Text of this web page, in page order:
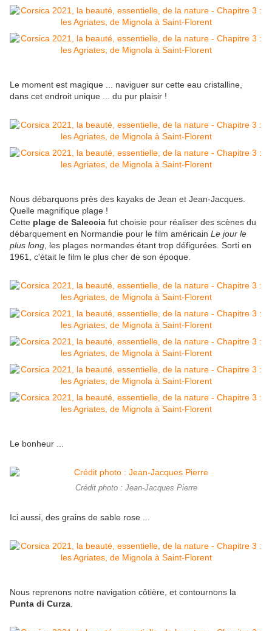
Le moment est magique ... naviguer sur cette eau cristalline,
dans cet endroit unique ... du pur plaisir !
Nous débarquons près des kayaks de Jean et Jean-Jacques.
Quelle magnifique plage !
Cette plage de Saleccia fut choisie pour réaliser des scènes du
débarquement en Normandie pour le film américain Le jour le
plus long , les plages normandes étant trop défigurées. Sorti en
1961, c'était le film le plus cher de son époque.
Le bonheur ...
Crédit photo : Jean-Jacques Pierre
Ici aussi, des grains de sable rose ...
Nous reprenons notre navigation côtière, et contournons la
Punta di Curza